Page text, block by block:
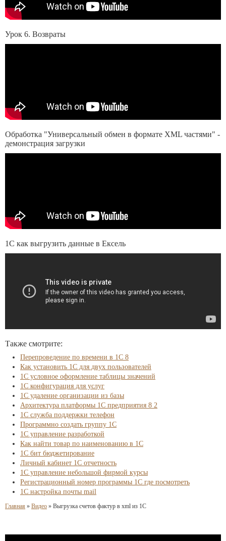
Урок 6. Возвраты
Обработка "Универсальный обмен в формате XML частями" -
демонстрация загрузки
1С как выгрузить данные в Ексель
Также смотрите:
Перепроведение по времени в 1С 8
Как установить 1С для двух пользователей
1С условное оформление таблицы значений
1С конфигурация для услуг
1С удаление организации из базы
Архитектура платформы 1С предприятия 8 2
1С служба поддержки телефон
Программно создать группу 1С
1С управление разработкой
Как найти товар по наименованию в 1С
1С бит бюджетирование
Личный кабинет 1С отчетность
1С управление небольшой фирмой курсы
Регистрационный номер программы 1С где посмотреть
1С настройка почты mail
Главная » Видео » Выгрузка счетов фактур в xml из 1С